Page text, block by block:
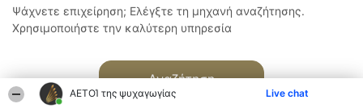
ΑΕΤΟΊ της ψυχαγωγίας Live chat
Ψάχνετε επιχείρηση; Ελέγξτε τη μηχανή αναζήτησης.
Χρησιμοποιήστε την καλύτερη υπηρεσία
Αναζήτηση